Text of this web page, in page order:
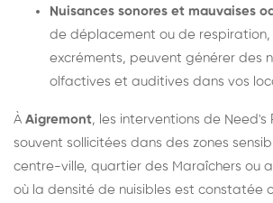
Nuisances sonores et mauvaises
de déplacement ou de respiration,
excréments, peuvent générer des
olfactives et auditives dans vos
À Aigremont, les interventions de Need's
souvent sollicitées dans des zones
centre-ville, quartier des Maraîchers ou
où la densité de nuisibles est constatée